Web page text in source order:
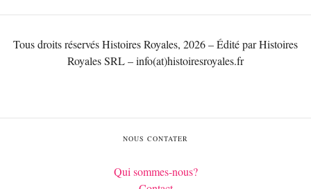
Tous droits réservés Histoires Royales, 2026 – Édité par Histoires
Royales SRL – info(at)histoiresroyales.fr
NOUS CONTATER
Qui sommes-nous?